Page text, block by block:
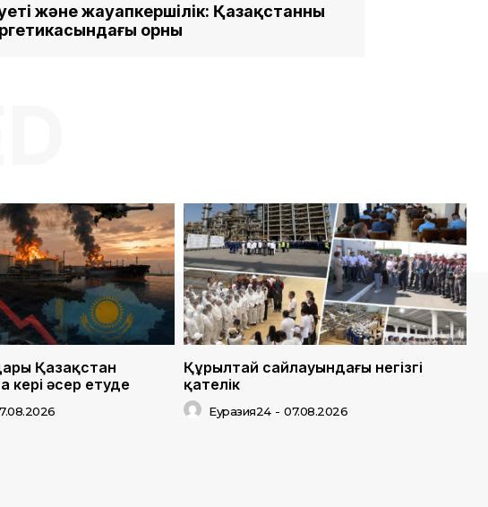
және жауапкершілік: Қазақстанның
орны
Қазақстан
кері әсер етуде
Құрылтай сайлауындағы негізгі
қателік
Еуразия24 - 07.08.2026